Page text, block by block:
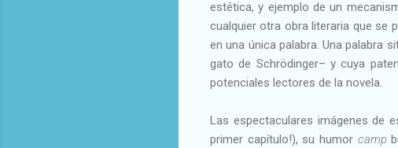
estética, y ejemplo de un
cualquier otra obra literaria que se
en una única palabra. Una palabra
gato de Schrödinger– y cuya
potenciales lectores de la novela.
Las espectaculares imágenes de
primer capítulo!), su humor camp